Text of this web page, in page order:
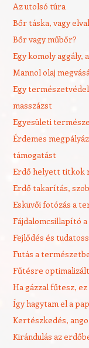
Az utolsó túra
Bőr táska, vagy
Bőr vagy műbőr?
Egy komoly
Mannol olaj
Egy
masszázst
Egyesületi
Érdemes
támogatást
Erdő helyett titkok
Erdő takarítás,
Esküvői fotózás a
Fájdalomcsillapító
Fejlődés és
Futás a
Fűtésre
Ha gázzal fűtesz,
Így hagytam el a
Kertészkedés,
Kirándulás az